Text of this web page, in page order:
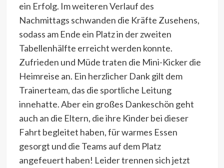
ein Erfolg. Im weiteren Verlauf des
Nachmittags schwanden die Kräfte Zusehens,
sodass am Ende ein Platz in der zweiten
Tabellenhälfte erreicht werden konnte.
Zufrieden und Müde traten die Mini-Kicker die
Heimreise an. Ein herzlicher Dank gilt dem
Trainerteam, das die sportliche Leitung
innehatte. Aber ein großes Dankeschön geht
auch an die Eltern, die ihre Kinder bei dieser
Fahrt begleitet haben, für warmes Essen
gesorgt und die Teams auf dem Platz
angefeuert haben! Leider trennen sich jetzt